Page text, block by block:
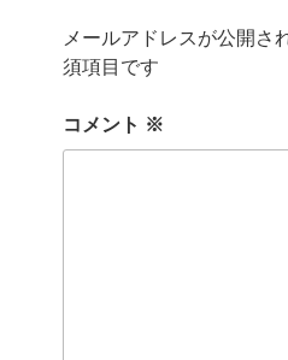
メールアドレスが公開さ
須項目です
コメント ※